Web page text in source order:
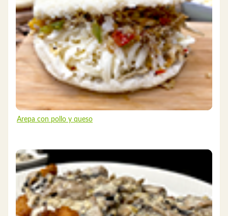
Arepa con pollo y queso